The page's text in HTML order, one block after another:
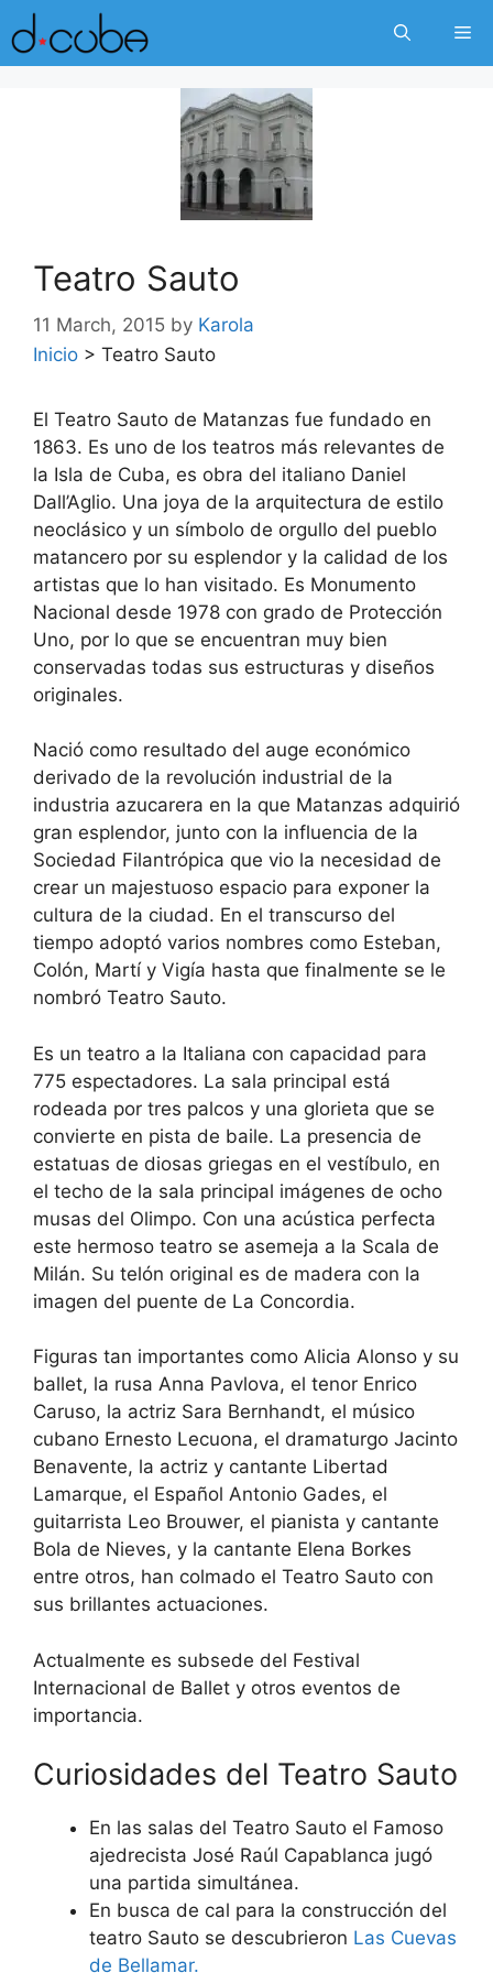
Skip
to
content
Teatro Sauto
11 March, 2015 by Karola
Inicio > Teatro Sauto
El Teatro Sauto de Matanzas fue fundado en
1863. Es uno de los teatros más relevantes de
la Isla de Cuba, es obra del italiano Daniel
Dall’Aglio. Una joya de la arquitectura de estilo
neoclásico y un símbolo de orgullo del pueblo
matancero por su esplendor y la calidad de los
artistas que lo han visitado. Es Monumento
Nacional desde 1978 con grado de Protección
Uno, por lo que se encuentran muy bien
conservadas todas sus estructuras y diseños
originales.
Nació como resultado del auge económico
derivado de la revolución industrial de la
industria azucarera en la que Matanzas adquirió
gran esplendor, junto con la influencia de la
Sociedad Filantrópica que vio la necesidad de
crear un majestuoso espacio para exponer la
cultura de la ciudad. En el transcurso del
tiempo adoptó varios nombres como Esteban,
Colón, Martí y Vigía hasta que finalmente se le
nombró Teatro Sauto.
Es un teatro a la Italiana con capacidad para
775 espectadores. La sala principal está
rodeada por tres palcos y una glorieta que se
convierte en pista de baile. La presencia de
estatuas de diosas griegas en el vestíbulo, en
el techo de la sala principal imágenes de ocho
musas del Olimpo. Con una acústica perfecta
este hermoso teatro se asemeja a la Scala de
Milán. Su telón original es de madera con la
imagen del puente de La Concordia.
Figuras tan importantes como Alicia Alonso y su
ballet, la rusa Anna Pavlova, el tenor Enrico
Caruso, la actriz Sara Bernhandt, el músico
cubano Ernesto Lecuona, el dramaturgo Jacinto
Benavente, la actriz y cantante Libertad
Lamarque, el Español Antonio Gades, el
guitarrista Leo Brouwer, el pianista y cantante
Bola de Nieves, y la cantante Elena Borkes
entre otros, han colmado el Teatro Sauto con
sus brillantes actuaciones.
Actualmente es subsede del Festival
Internacional de Ballet y otros eventos de
importancia.
Curiosidades del Teatro Sauto
En las salas del Teatro Sauto el Famoso
ajedrecista José Raúl Capablanca jugó
una partida simultánea.
En busca de cal para la construcción del
teatro Sauto se descubrieron Las Cuevas
de Bellamar.